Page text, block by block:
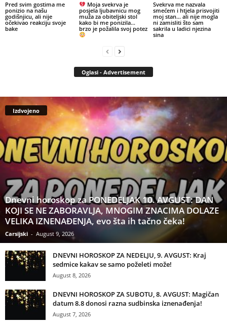
Pred svim gostima me
ponizio na našu
godišnjicu, ali nije
očekivao reakciju svoje
bake
Moja svekrva je
posjela ljubavnicu mog
muža za obiteljski stol
kako bi me ponizila…
brzo je požalila svoj potez
Svekrva me nazvala
smećem i htjela prisvojiti
moj stan… ali nije mogla
ni zamisliti što sam
sakrila u ladici njezina
sina
Oglasi - Advertisement
Izdvojeno
Dnevni horoskop za PONEDELJAK 10. AVGUST: DAN
KOJI SE NE ZABORAVLJA, MNOGIM ZNACIMA DOLAZE
VELIKA IZNENAĐENJA, evo šta ih tačno čeka!
Carsijski - August 9, 2026
DNEVNI HOROSKOP ZA NEDELJU, 9. AVGUST: Kraj
sedmice kakav se samo poželeti može!
August 8, 2026
DNEVNI HOROSKOP ZA SUBOTU, 8. AVGUST: Magičan
datum 8.8 donosi razna sudbinska iznenađenja!
August 7, 2026